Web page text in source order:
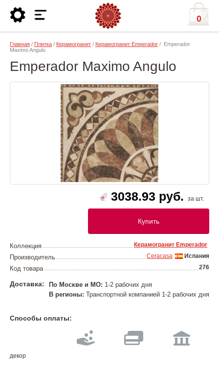
0
Главная / Плитка / Керамогранит / Керамогранит Emperador / Emperador
Maximo Angulo
Emperador Maximo Angulo
3038.93 руб. за шт.
Купить
Коллекция Керамогранит Emperador
Производитель Испания
Ceracasa
Код товара 276
Доставка: По Москве и МО: 1-2 рабочих дня
В регионы: Транспортной компанией 1-2 рабочих дня
Способы оплаты:
декор